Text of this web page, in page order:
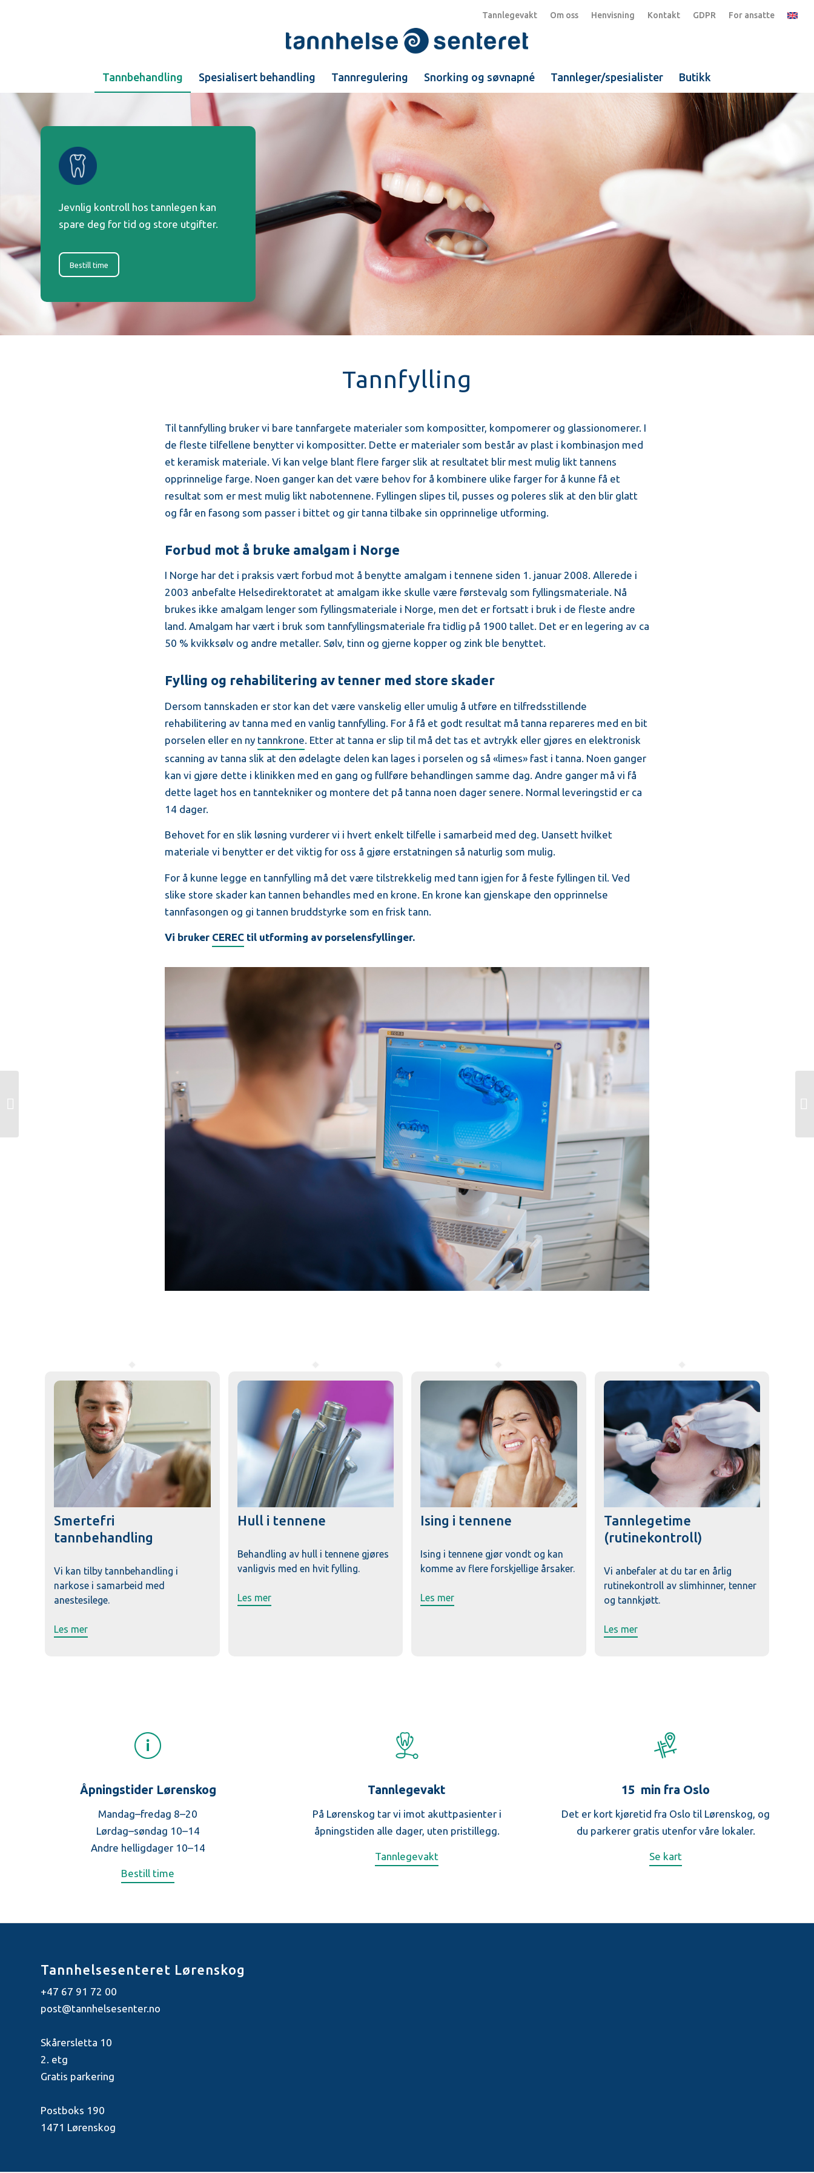
Tannlegevakt Om oss Henvisning Kontakt GDPR For ansatte
Tannbehandling Spesialisert behandling Tannregulering Snorking og søvnapné Tannleger/spesialister Butikk
Jevnlig kontroll hos tannlegen kan
spare deg for tid og store utgifter.
Bestill time
Tannfylling
Til tannfylling bruker vi bare tannfargete materialer som kompositter, kompomerer og glassionomerer. I
de fleste tilfellene benytter vi kompositter. Dette er materialer som består av plast i kombinasjon med
et keramisk materiale. Vi kan velge blant flere farger slik at resultatet blir mest mulig likt tannens
opprinnelige farge. Noen ganger kan det være behov for å kombinere ulike farger for å kunne få et
resultat som er mest mulig likt nabotennene. Fyllingen slipes til, pusses og poleres slik at den blir glatt
og får en fasong som passer i bittet og gir tanna tilbake sin opprinnelige utforming.
Forbud mot å bruke amalgam i Norge
I Norge har det i praksis vært forbud mot å benytte amalgam i tennene siden 1. januar 2008. Allerede i
2003 anbefalte Helsedirektoratet at amalgam ikke skulle være førstevalg som fyllingsmateriale. Nå
brukes ikke amalgam lenger som fyllingsmateriale i Norge, men det er fortsatt i bruk i de fleste andre
land. Amalgam har vært i bruk som tannfyllingsmateriale fra tidlig på 1900 tallet. Det er en legering av ca
50 % kvikksølv og andre metaller. Sølv, tinn og gjerne kopper og zink ble benyttet.
Fylling og rehabilitering av tenner med store skader
Dersom tannskaden er stor kan det være vanskelig eller umulig å utføre en tilfredsstillende
rehabilitering av tanna med en vanlig tannfylling. For å få et godt resultat må tanna repareres med en bit
porselen eller en ny tannkrone . Etter at tanna er slip til må det tas et avtrykk eller gjøres en elektronisk
scanning av tanna slik at den ødelagte delen kan lages i porselen og så «limes» fast i tanna. Noen ganger
kan vi gjøre dette i klinikken med en gang og fullføre behandlingen samme dag. Andre ganger må vi få
dette laget hos en tanntekniker og montere det på tanna noen dager senere. Normal leveringstid er ca
14 dager.
Behovet for en slik løsning vurderer vi i hvert enkelt tilfelle i samarbeid med deg. Uansett hvilket
materiale vi benytter er det viktig for oss å gjøre erstatningen så naturlig som mulig.
For å kunne legge en tannfylling må det være tilstrekkelig med tann igjen for å feste fyllingen til. Ved
slike store skader kan tannen behandles med en krone. En krone kan gjenskape den opprinnelse
tannfasongen og gi tannen bruddstyrke som en frisk tann.
Vi bruker CEREC til utforming av porselensfyllinger.
Smertefri
tannbehandling
Vi kan tilby tannbehandling i
narkose i samarbeid med
anestesilege.
Les mer
Hull i tennene
Behandling av hull i tennene gjøres
vanligvis med en hvit fylling.
Les mer
Ising i tennene
Ising i tennene gjør vondt og kan
komme av flere forskjellige årsaker.
Les mer
Tannlegetime
(rutinekontroll)
Vi anbefaler at du tar en årlig
rutinekontroll av slimhinner, tenner
og tannkjøtt.
Les mer
Åpningstider Lørenskog
Mandag–fredag 8–20
Lørdag–søndag 10–14
Andre helligdager 10–14
Bestill time
Tannlegevakt
På Lørenskog tar vi imot akuttpasienter i
åpningstiden alle dager, uten pristillegg.
Tannlegevakt
15 min fra Oslo
Det er kort kjøretid fra Oslo til Lørenskog, og
du parkerer gratis utenfor våre lokaler.
Se kart
Tannhelsesenteret Lørenskog
+47 67 91 72 00
post@tannhelsesenter.no
Skårersletta 10
2. etg
Gratis parkering
Postboks 190
1471 Lørenskog